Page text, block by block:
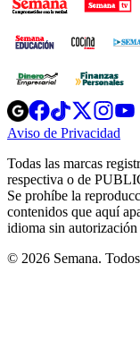
Opens
in
new
Opens
in
new
Opens
in
new
window
new
Aviso de Privacidad
Todas las marcas
respectiva o de
Se prohíbe la
contenidos que aquí
idioma sin
© 2026 Semana.